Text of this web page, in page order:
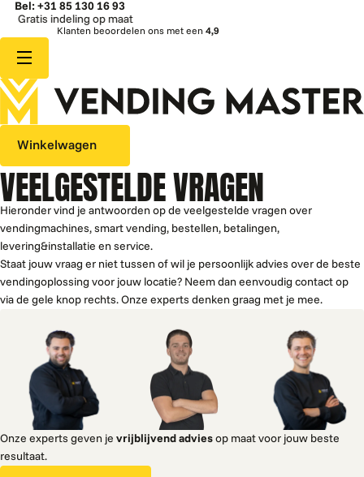
Bel: +31 85 130 16 93
indeling op maat
Klanten beoordelen ons met een 4,9
Winkelwagen
VEELGESTELDE VRAGEN
Hieronder vind je antwoorden op de veelgestelde vragen over
vendingmachines, smart vending, bestellen, betalingen,
levering&installatie en service.
Staat jouw vraag er niet tussen of wil je persoonlijk advies over de beste
vendingoplossing voor jouw locatie? Neem dan eenvoudig contact op
via de gele knop rechts. Onze experts denken graag met je mee.
Onze experts geven je vrijblijvend adviesop maat voor jouw beste
resultaat.